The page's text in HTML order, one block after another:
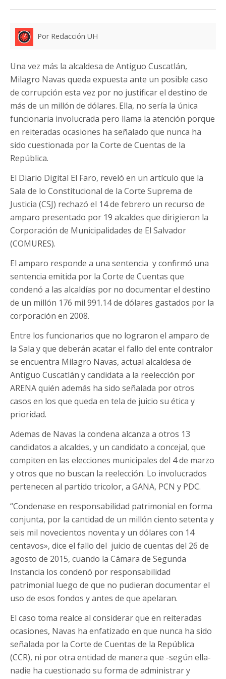
Por Redacción UH
Una vez más la alcaldesa de Antiguo Cuscatlán,
Milagro Navas queda expuesta ante un posible caso
de corrupción esta vez por no justificar el destino de
más de un millón de dólares. Ella, no sería la única
funcionaria involucrada pero llama la atención porque
en reiteradas ocasiones ha señalado que nunca ha
sido cuestionada por la Corte de Cuentas de la
República.
El Diario Digital El Faro, reveló en un artículo que la
Sala de lo Constitucional de la Corte Suprema de
Justicia (CSJ) rechazó el 14 de febrero un recurso de
amparo presentado por 19 alcaldes que dirigieron la
Corporación de Municipalidades de El Salvador
(COMURES).
El amparo responde a una sentencia y confirmó una
sentencia emitida por la Corte de Cuentas que
condenó a las alcaldías por no documentar el destino
de un millón 176 mil 991.14 de dólares gastados por la
corporación en 2008.
Entre los funcionarios que no lograron el amparo de
la Sala y que deberán acatar el fallo del ente contralor
se encuentra Milagro Navas, actual alcaldesa de
Antiguo Cuscatlán y candidata a la reelección por
ARENA quién además ha sido señalada por otros
casos en los que queda en tela de juicio su ética y
prioridad.
Ademas de Navas la condena alcanza a otros 13
candidatos a alcaldes, y un candidato a concejal, que
compiten en las elecciones municipales del 4 de marzo
y otros que no buscan la reelección. Lo involucrados
pertenecen al partido tricolor, a GANA, PCN y PDC.
“Condenase en responsabilidad patrimonial en forma
conjunta, por la cantidad de un millón ciento setenta y
seis mil novecientos noventa y un dólares con 14
centavos», dice el fallo del juicio de cuentas del 26 de
agosto de 2015, cuando la Cámara de Segunda
Instancia los condenó por responsabilidad
patrimonial luego de que no pudieran documentar el
uso de esos fondos y antes de que apelaran.
El caso toma realce al considerar que en reiteradas
ocasiones, Navas ha enfatizado en que nunca ha sido
señalada por la Corte de Cuentas de la República
(CCR), ni por otra entidad de manera que -según ella-
nadie ha cuestionado su forma de administrar y